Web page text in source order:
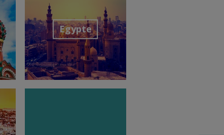
Egypte
Découvrir la destination